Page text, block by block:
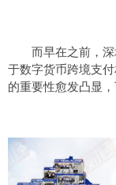
而早在之前，
于数字货币跨境支
的重要性愈发凸显